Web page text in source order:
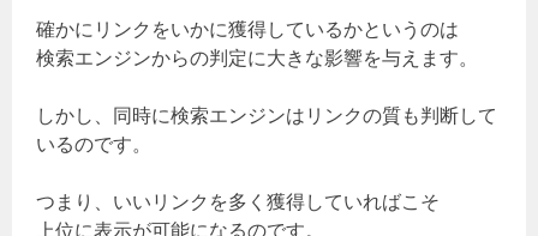
確かにリンクをいかに獲得しているかというのは
検索エンジンからの判定に大きな影響を与えます。
しかし、同時に検索エンジンはリンクの質も判断して
いるのです。
つまり、いいリンクを多く獲得していればこそ
上位に表示が可能になるのです。